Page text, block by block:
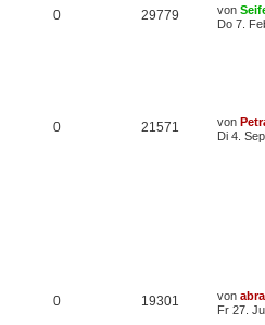
0 29779 von
Do 7.
0 21571 von
Di 4.
0 19301 von
Fr 27.